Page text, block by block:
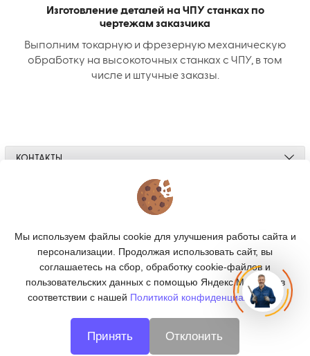
Изготовление деталей на ЧПУ станках по
чертежам заказчика
Выполним токарную и фрезерную механическую
обработку на высокоточных станках с ЧПУ, в том
числе и штучные заказы.
КОНТАКТЫ
ПОДПИСКА
CNC66 - металлообработка в Екатеринбурге
Мы используем файлы cookie для улучшения работы сайта и
персонализации. Продолжая использовать сайт, вы
соглашаетесь на сбор, обработку cookie-файлов и
пользовательских данных с помощью Яндекс.Метрика, в
соответствии с нашей Политикой конфиденциальности.
Принять Отклонить